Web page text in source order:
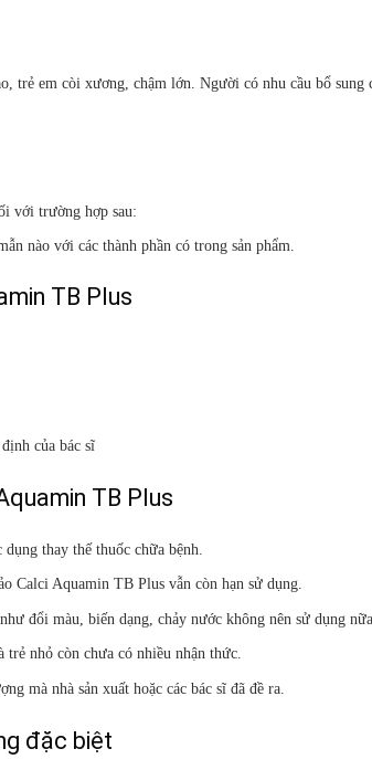
trẻ em còi xương, chậm lớn. Người có nhu cầu bổ sung
với trường hợp sau:
nào với các thành phần có trong sản phẩm.
TB Plus
của bác sĩ
TB Plus
thay thế thuốc chữa bệnh.
Calci Aquamin TB Plus vẫn còn hạn sử dụng.
đổi màu, biến dạng, chảy nước không nên sử dụng nữa.
trẻ nhỏ còn chưa có nhiều nhận thức.
mà nhà sản xuất hoặc các bác sĩ đã đề ra.
đặc biệt